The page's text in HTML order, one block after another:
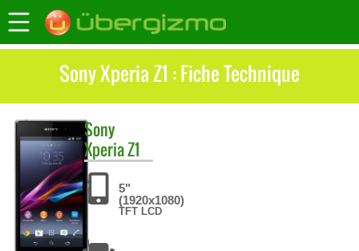
Sony Xperia Z1 : Fiche Technique
Sony
Xperia Z1
5"
(1920x1080)
TFT LCD